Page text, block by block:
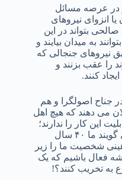
در عرصه مسائل
انزوای نیروهای
بتواند در این
به میدان بیایند و
نیروهای جنجالی که
را عقب بزنند و
کنند.
جناح اصولگرا و هم
می دهند که هیچ اهل
این کار را ندارند؛
و جریانات مولد از آنها می ترسند و می گویند ما ۴۰ سال
شخصیت ما را زیر
فعال باشیم که یک
به تخریب کنند؟!